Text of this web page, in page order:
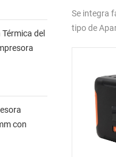
tickets
Se integra
tipo de
facilita el
del
con